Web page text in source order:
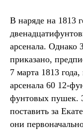
В наряде на 1813
арсенала. Однако
приказано,
7 марта 1813
арсенала 60 12-
фунтовых пушек.
поставить за
они